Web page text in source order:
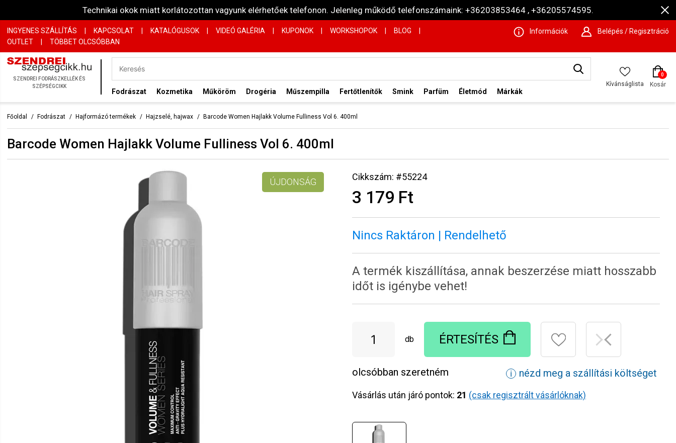
Technikai okok miatt korlátozottan vagyunk elérhetőek telefonon. Jelenleg működő telefonszámaink: +36203853464 , +36205574595.
INGYENES SZÁLLÍTÁS KAPCSOLAT KATALÓGUSOK VIDEÓ GALÉRIA KUPONOK WORKSHOPOK BLOG
OUTLET
| TÖBBET OLCSÓBBAN
Információk Belépés / Regisztráció
SZENDREI FODRÁSZKELLÉK ÉS
SZÉPSÉGCIKK
Fodrászat Kozmetika Műköröm Drogéria Műszempilla Fertőtlenítők Smink Parfüm Életmód Márkák
Kívánságlista
0
Kosár
Főoldal Fodrászat Hajformázó termékek Hajzselé, hajwax Barcode Women Hajlakk Volume Fulliness Vol 6. 400ml
Barcode Women Hajlakk Volume Fulliness Vol 6. 400ml
ÚJDONSÁG Cikkszám: #55224
3 179 Ft
Nincs Raktáron | Rendelhető
A termék kiszállítása, annak beszerzése miatt hosszabb
időt is igénybe vehet!
db ÉRTESÍTÉS
olcsóbban szeretném ℹ nézd meg a szállítási költséget
Vásárlás után járó pontok: 21 (csak regisztrált vásárlóknak)